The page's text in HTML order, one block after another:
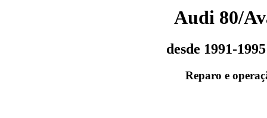
Audi 80/
desde 1991-
Reparo e